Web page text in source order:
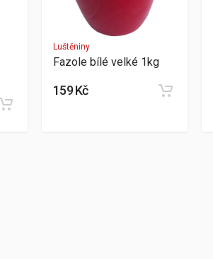
Luštěniny
Fazole bílé velké 1kg
159 Kč